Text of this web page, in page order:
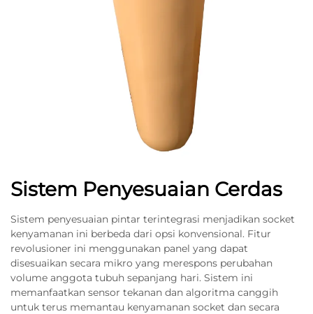
Sistem Penyesuaian Cerdas
Sistem penyesuaian pintar terintegrasi menjadikan socket
kenyamanan ini berbeda dari opsi konvensional. Fitur
revolusioner ini menggunakan panel yang dapat
disesuaikan secara mikro yang merespons perubahan
volume anggota tubuh sepanjang hari. Sistem ini
memanfaatkan sensor tekanan dan algoritma canggih
untuk terus memantau kenyamanan socket dan secara